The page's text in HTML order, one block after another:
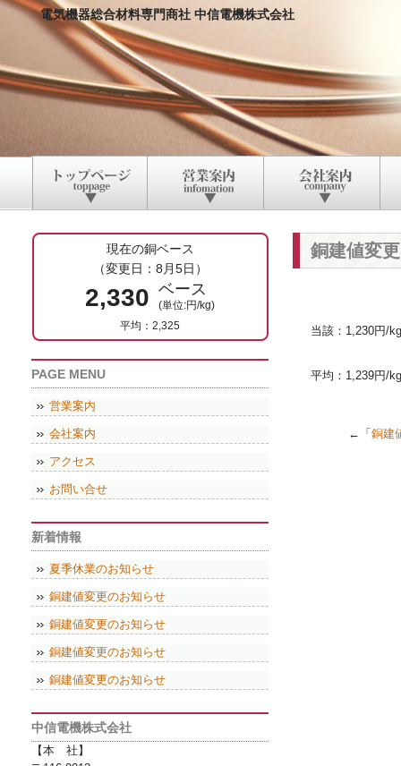
電気機器総合材料専門商社 中信電機株式会社
銅建値変
当該：1,230円/kg
平均：1,239円/kg
←「 銅建
現在の銅ベース
（変更日：8月5日）
2,330 ベース
(単位:円/kg)
平均：2,325
PAGE MENU
営業案内
会社案内
アクセス
お問い合せ
新着情報
夏季休業のお知らせ
銅建値変更のお知らせ
銅建値変更のお知らせ
銅建値変更のお知らせ
銅建値変更のお知らせ
中信電機株式会社
【本 社】